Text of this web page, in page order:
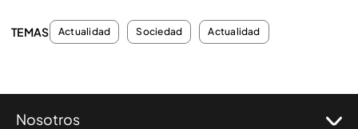
TEMAS Actualidad Sociedad Actualidad
Nosotros